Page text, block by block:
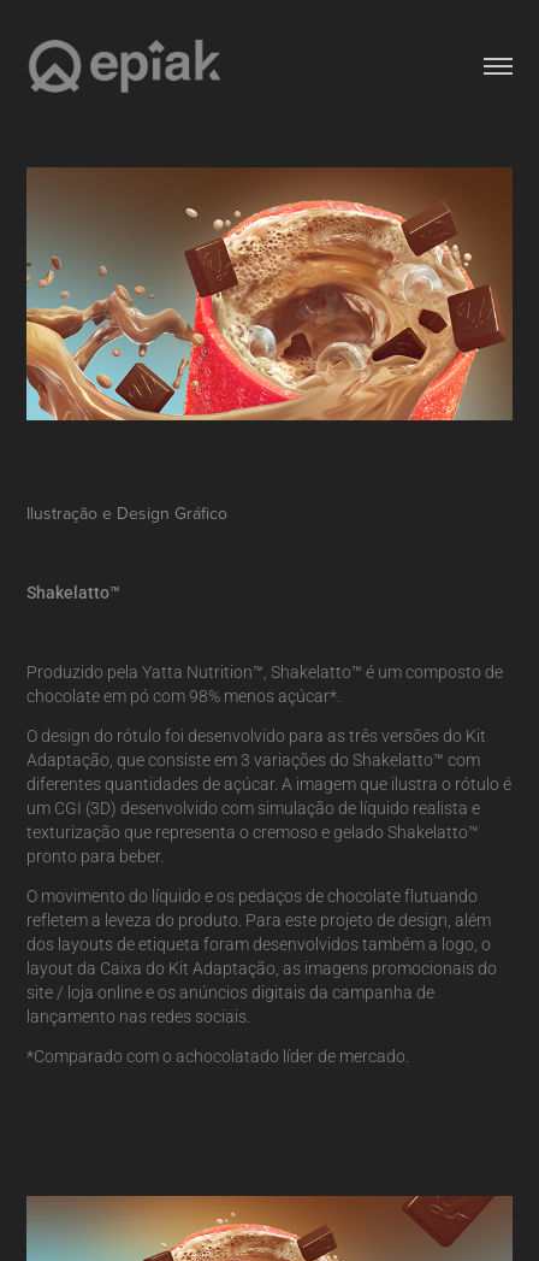
Ilustração e Design Gráfico
Shakelatto™
Produzido pela Yatta Nutrition™, Shakelatto™ é um composto de
chocolate em pó com 98% menos açúcar*.
O design do rótulo foi desenvolvido para as três versões do Kit
Adaptação, que consiste em 3 variações do Shakelatto™ com
diferentes quantidades de açúcar. A imagem que ilustra o rótulo é
um CGI (3D) desenvolvido com simulação de líquido realista e
texturização que representa o cremoso e gelado Shakelatto™
pronto para beber.
O movimento do líquido e os pedaços de chocolate flutuando
refletem a leveza do produto. Para este projeto de design, além
dos layouts de etiqueta foram desenvolvidos também a logo, o
layout da Caixa do Kit Adaptação, as imagens promocionais do
site / loja online e os anúncios digitais da campanha de
lançamento nas redes sociais.
*Comparado com o achocolatado líder de mercado.